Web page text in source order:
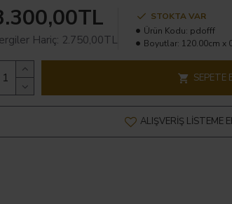
Hariç: 2.750,00TL
STOKTA VAR
Ürün Kodu: pdofff
Boyutlar: 120.00cm x
SEPETE
ALIŞVERIŞ LISTEME